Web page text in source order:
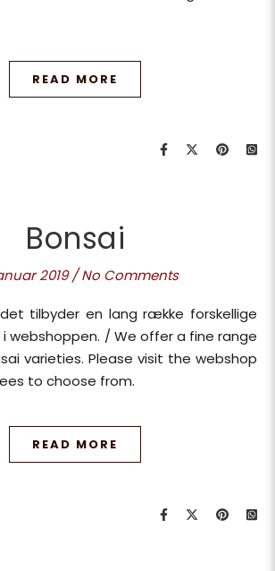
READ MORE
Bonsai
2019 / No Comments
i webshoppen. / We offer a fine range
varieties. Please visit the webshop
to choose from.
READ MORE